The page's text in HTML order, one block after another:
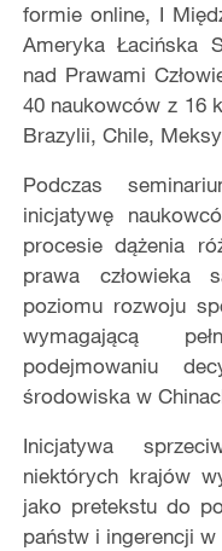
formie online, I
Ameryka Łacińska
nad Prawami
40 naukowców z 16
Brazylii, Chile,
Podczas
inicjatywę
procesie dążenia
prawa człowieka
poziomu rozwoju
wymagającą
podejmowaniu
środowiska w
Inicjatywa
niektórych krajów
jako pretekstu do
państw i ingerencji